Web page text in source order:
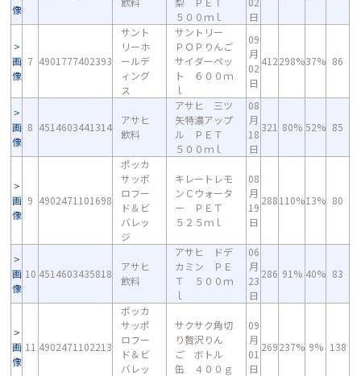
像
５００ｍｌ
日
画
像
7 4901777402393
サント
リーホ
ールデ
ィング
ス
サントリー
ＰＯＰりんご
サイダーペッ
ト ６００ｍ
ｌ
09
月
02
日
412298%37% 86
画
像
8 4514603441314
アサヒ
飲料
アサヒ 三ツ
矢特濃アップ
ル ＰＥＴ
５００ｍｌ
08
月
18
日
321 80% 52% 85
画
像
9 4902471101698
ポッカ
サッポ
ロフー
ド＆ビ
バレッ
ジ
キレートレモ
ンＣウォータ
ー ＰＥＴ
５２５ｍｌ
08
月
19
日
288110%13% 80
画
像
10 4514603435818
アサヒ
飲料
アサヒ ドデ
カミン ＰＥ
Ｔ ５００ｍ
ｌ
06
月
23
日
286 91% 40% 83
画
像
11 4902471102213
ポッカ
サッポ
ロフー
ド＆ビ
バレッ
サクサク角切
り贅沢りん
ご ボトル
缶 ４００ｇ
09
月
01
日
269237% 9% 138